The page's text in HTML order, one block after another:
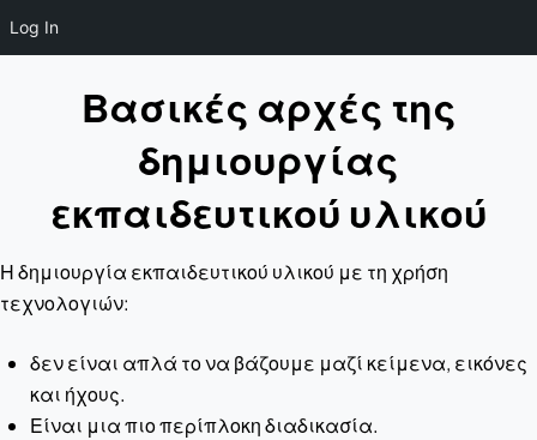
Log In
Βασικές αρχές της
δημιουργίας
εκπαιδευτικού υλικού
Η δημιουργία εκπαιδευτικού υλικού με τη χρήση
τεχνολογιών:
δεν είναι απλά το να βάζουμε μαζί κείμενα, εικόνες
και ήχους.
Είναι μια πιο περίπλοκη διαδικασία.